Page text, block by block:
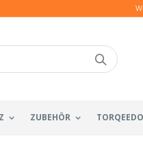
ZUBEHÖR TORQEEDO